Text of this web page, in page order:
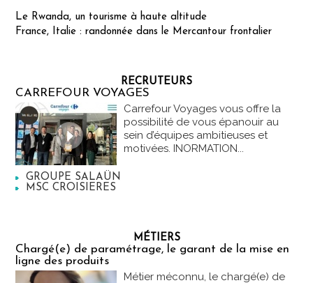
Le Rwanda, un tourisme à haute altitude
France, Italie : randonnée dans le Mercantour frontalier
RECRUTEURS
CARREFOUR VOYAGES
Carrefour Voyages vous offre la
possibilité de vous épanouir au
sein d’équipes ambitieuses et
motivées. INORMATION...
GROUPE SALAÜN
MSC CROISIERES
MÉTIERS
Chargé(e) de paramétrage, le garant de la mise en
ligne des produits
Métier méconnu, le chargé(e) de